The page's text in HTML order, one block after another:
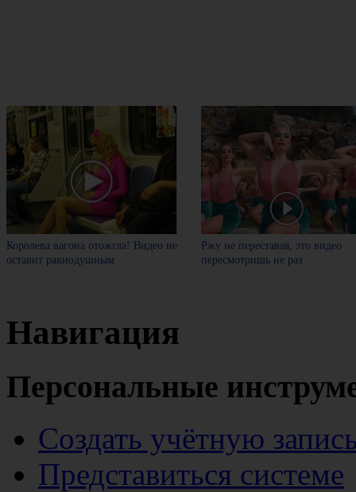
Королева вагона отожгла! Видео не
оставит равнодушным
Ржу не переставая, это видео
пересмотришь не раз
Навигация
Персональные
Создать учётную
Представиться системе